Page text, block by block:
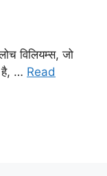
विलियम्स, जो
है, … Read